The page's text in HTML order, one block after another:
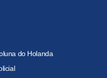
do Holanda